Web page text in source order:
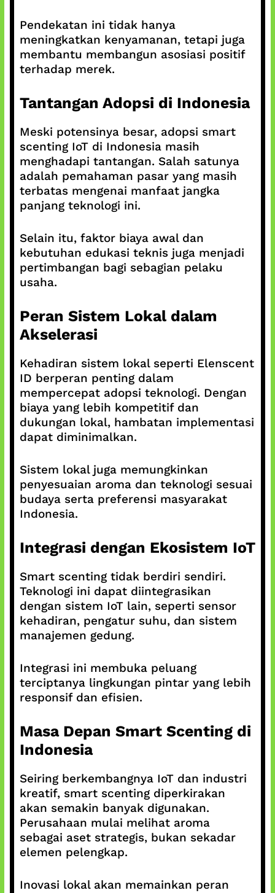
Pendekatan ini tidak hanya
meningkatkan kenyamanan, tetapi juga
membantu membangun asosiasi positif
terhadap merek.
Tantangan Adopsi di Indonesia
Meski potensinya besar, adopsi smart
scenting IoT di Indonesia masih
menghadapi tantangan. Salah satunya
adalah pemahaman pasar yang masih
terbatas mengenai manfaat jangka
panjang teknologi ini.
Selain itu, faktor biaya awal dan
kebutuhan edukasi teknis juga menjadi
pertimbangan bagi sebagian pelaku
usaha.
Peran Sistem Lokal dalam
Akselerasi
Kehadiran sistem lokal seperti Elenscent
ID berperan penting dalam
mempercepat adopsi teknologi. Dengan
biaya yang lebih kompetitif dan
dukungan lokal, hambatan implementasi
dapat diminimalkan.
Sistem lokal juga memungkinkan
penyesuaian aroma dan teknologi sesuai
budaya serta preferensi masyarakat
Indonesia.
Integrasi dengan Ekosistem IoT
Smart scenting tidak berdiri sendiri.
Teknologi ini dapat diintegrasikan
dengan sistem IoT lain, seperti sensor
kehadiran, pengatur suhu, dan sistem
manajemen gedung.
Integrasi ini membuka peluang
terciptanya lingkungan pintar yang lebih
responsif dan efisien.
Masa Depan Smart Scenting di
Indonesia
Seiring berkembangnya IoT dan industri
kreatif, smart scenting diperkirakan
akan semakin banyak digunakan.
Perusahaan mulai melihat aroma
sebagai aset strategis, bukan sekadar
elemen pelengkap.
Inovasi lokal akan memainkan peran